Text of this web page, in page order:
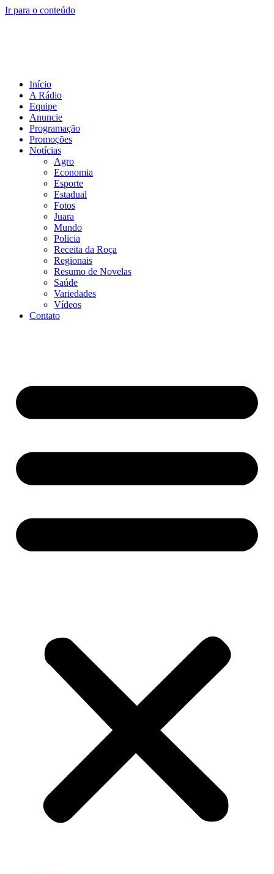
Ir para o conteúdo
Início
A Rádio
Equipe
Anuncie
Programação
Promoções
Notícias
Agro
Economia
Esporte
Estadual
Fotos
Juara
Mundo
Policia
Receita da Roça
Regionais
Resumo de Novelas
Saúde
Variedades
Vídeos
Contato